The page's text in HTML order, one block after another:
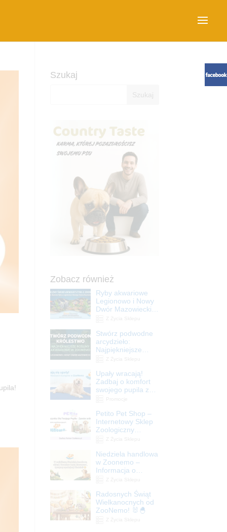
Szukaj
Zobacz również
Ryby akwariowe
Legionowo i Nowy
Dwór Mazowiecki –
Stwórz podwodne
arcydzieło:
Najpiękniejsze
Legionowo i Nowy
Dwór Mazowiecki
Upały wracają!
Zadbaj o komfort
swojego pupila z
ZooNemo
Petito Pet Shop –
Internetowy Sklep
Zoologiczny
| ZooNemo
Niedziela handlowa
w Zoonemo –
Informacja o
Radosnych Świąt
Wielkanocnych od
ZooNemo! 🐰🐣